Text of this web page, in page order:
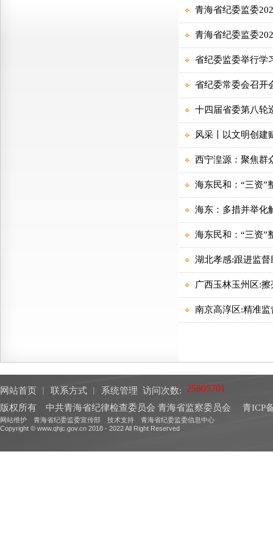
网站首页 联系方式 系统管理 访问次数:
版权所有 中共青海省纪律检查委员会 青海省监察委员会
青ICP
网站维护 青海省纪委监委宣传部 技术支持 青海省纪委监委信息中心
Copyright © www.qhjc.gov.cn 2018 - 2022 All Right Reserved